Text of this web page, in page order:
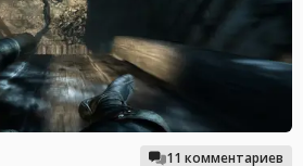
11 комментариев